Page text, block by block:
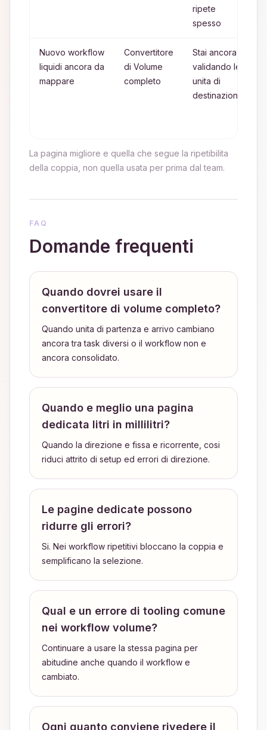
ripete
spesso
Nuovo workflow
liquidi ancora da
mappare
Convertitore
di Volume
completo
Stai ancora
validando le
unita di
destinazione
La pagina migliore e quella che segue la ripetibilita
della coppia, non quella usata per prima dal team.
FAQ
Domande frequenti
Quando dovrei usare il
convertitore di volume completo?
Quando unita di partenza e arrivo cambiano
ancora tra task diversi o il workflow non e
ancora consolidato.
Quando e meglio una pagina
dedicata litri in millilitri?
Quando la direzione e fissa e ricorrente, cosi
riduci attrito di setup ed errori di direzione.
Le pagine dedicate possono
ridurre gli errori?
Si. Nei workflow ripetitivi bloccano la coppia e
semplificano la selezione.
Qual e un errore di tooling comune
nei workflow volume?
Continuare a usare la stessa pagina per
abitudine anche quando il workflow e
cambiato.
Ogni quanto conviene rivedere il